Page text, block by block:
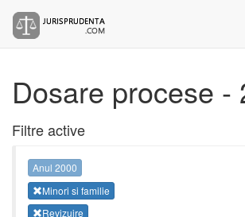
Dosare procese -
Filtre active
Anul 2000
Minori si familie
Revizuire